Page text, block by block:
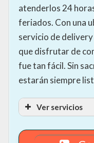
atenderlos 24
feriados. Con una
servicio de
que disfrutar de
fue tan fácil. Sin
estarán siempre
Ver servicios